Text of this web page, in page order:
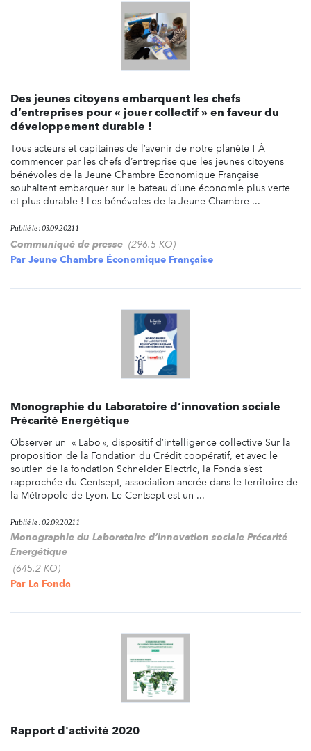
Des jeunes citoyens embarquent les chefs
d’entreprises pour « jouer collectif » en faveur du
développement durable !
Tous acteurs et capitaines de l’avenir de notre planète ! À
commencer par les chefs d’entreprise que les jeunes citoyens
bénévoles de la Jeune Chambre Économique Française
souhaitent embarquer sur le bateau d’une économie plus verte
et plus durable ! Les bénévoles de la Jeune Chambre ...
Publié le : 03.09.2021 1
Communiqué de presse (296.5 KO)
Par Jeune Chambre Économique Française
Monographie du Laboratoire d’innovation sociale
Précarité Energétique
Observer un « Labo », dispositif d’intelligence collective Sur la
proposition de la Fondation du Crédit coopératif, et avec le
soutien de la fondation Schneider Electric, la Fonda s’est
rapprochée du Centsept, association ancrée dans le territoire de
la Métropole de Lyon. Le Centsept est un ...
Publié le : 02.09.2021 1
Monographie du Laboratoire d’innovation sociale Précarité
Energétique
(645.2 KO)
Par La Fonda
Rapport d'activité 2020